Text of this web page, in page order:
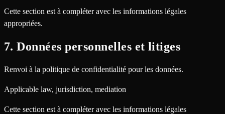
Cette section est à compléter avec les informations légales
appropriées.
7. Données personnelles et litiges
Renvoi à la politique de confidentialité pour les données.
Applicable law, jurisdiction, mediation
Cette section est à compléter avec les informations légales